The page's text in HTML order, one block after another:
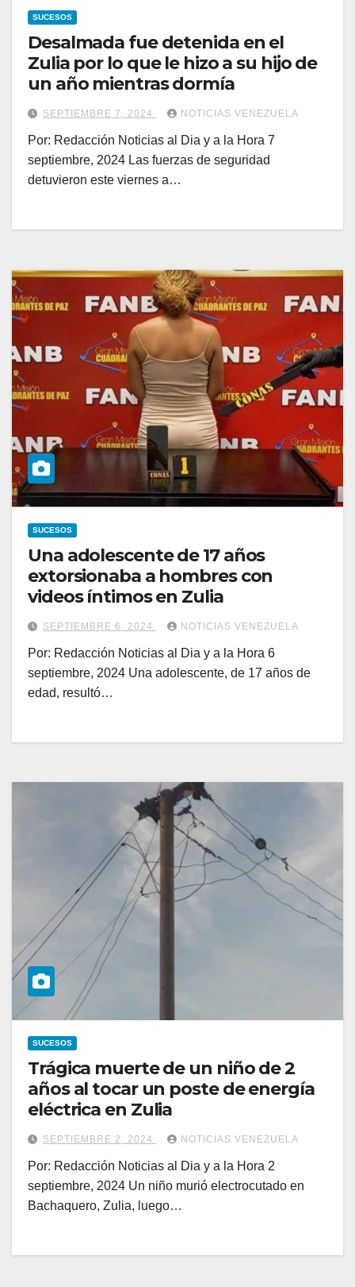
SUCESOS
Desalmada fue detenida en el
Zulia por lo que le hizo a su hijo de
un año mientras dormía
SEPTIEMBRE 7, 2024 NOTICIAS VENEZUELA
Por: Redacción Noticias al Dia y a la Hora 7
septiembre, 2024 Las fuerzas de seguridad
detuvieron este viernes a…
SUCESOS
Una adolescente de 17 años
extorsionaba a hombres con
videos íntimos en Zulia
SEPTIEMBRE 6, 2024 NOTICIAS VENEZUELA
Por: Redacción Noticias al Dia y a la Hora 6
septiembre, 2024 Una adolescente, de 17 años de
edad, resultó…
SUCESOS
Trágica muerte de un niño de 2
años al tocar un poste de energía
eléctrica en Zulia
SEPTIEMBRE 2, 2024 NOTICIAS VENEZUELA
Por: Redacción Noticias al Dia y a la Hora 2
septiembre, 2024 Un niño murió electrocutado en
Bachaquero, Zulia, luego…